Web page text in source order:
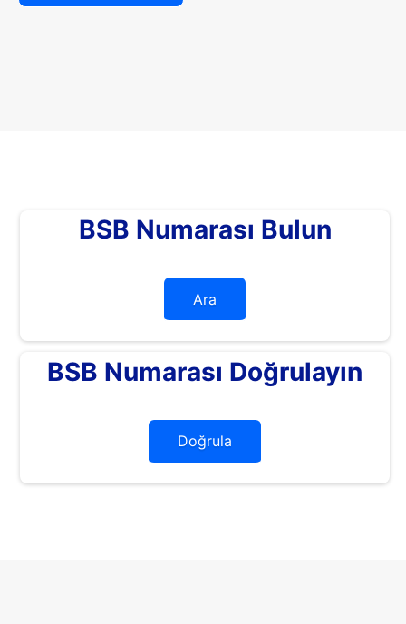
BSB Numarası Bulun
Ara
BSB Numarası Doğrulayın
Doğrula